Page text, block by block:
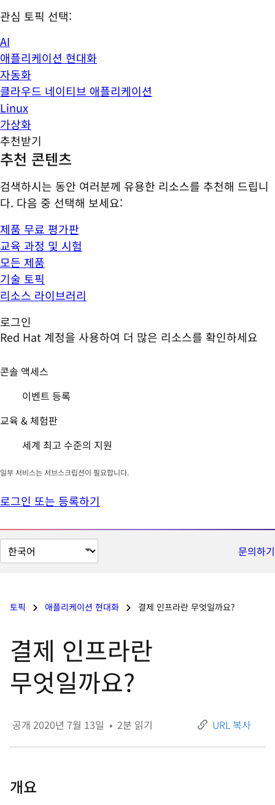
관심 토픽 선택:
AI
애플리케이션 현대화
자동화
클라우드 네이티브 애플리케이션
Linux
가상화
추천받기
추천 콘텐츠
검색하시는 동안 여러분께 유용한 리소스를 추천해 드립니
다. 다음 중 선택해 보세요:
제품 무료 평가판
교육 과정 및 시험
모든 제품
기술 토픽
리소스 라이브러리
로그인
Red Hat 계정을 사용하여 더 많은 리소스를 확인하세요
콘솔 액세스
이벤트 등록
교육 & 체험판
세계 최고 수준의 지원
일부 서비스는 서브스크립션이 필요합니다.
로그인 또는 등록하기
페
이
어
문의하기
토픽 애플리케이션 현대화 결제 인프라란 무엇일까요?
결제 인프라란
무엇일까요?
공개 2020년 7월 13일 • 2분 읽기 URL 복사
개요